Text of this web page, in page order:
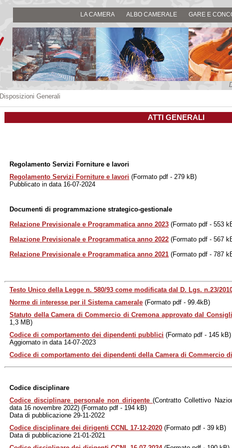
LA CAMERA ALBO CAMERALE GARE E
Disposizioni Generali
ATTI GENERALI
Regolamento Servizi Forniture e lavori
Regolamento Servizi Forniture e lavori (Formato pdf - 279 kB)
Pubblicato in data 16-07-2024
Documenti di programmazione strategico-gestionale
Relazione Previsionale e Programmatica anno 2023 (Formato pdf - 553
Relazione Previsionale e Programmatica anno 2022 (Formato pdf - 567
Relazione Previsionale e Programmatica anno 2021 (Formato pdf - 787
Testo Unico della Legge n. 580/93 come modificata dal D. Lgs. n.23/
Norme di interesse per il Sistema camerale (Formato pdf - 99.4kB)
Statuto della Camera di Commercio di Cremona approvato dal
1,3 MB)
Codice di comportamento dei dipendenti pubblici (Formato pdf - 145 kB)
Aggiornato in data 14-07-2023
Codice di comportamento dei dipendenti della Camera di Commercio
Codice disciplinare
Codice disciplinare personale non dirigente(Contratto Collettivo
data 16 novembre 2022) (Formato pdf - 194 kB)
Data di pubblicazione 29-11-2022
Codice disciplinare dei dirigenti CCNL 17-12-2020 (Formato pdf - 39 kB)
Data di pubblicazione 21-01-2021